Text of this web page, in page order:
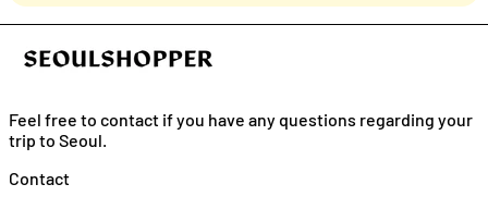
Feel free to contact if you have any questions regarding your
trip to Seoul.
Contact